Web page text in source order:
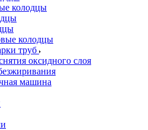
колодцы
колодцы
труб
оксидного слоя
машина